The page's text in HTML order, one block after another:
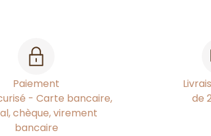
Paiement
- Carte bancaire,
chèque, virement
bancaire
de